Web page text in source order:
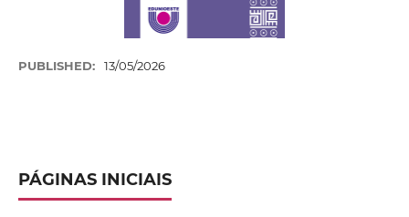
PUBLISHED: 13/05/2026
PÁGINAS INICIAIS